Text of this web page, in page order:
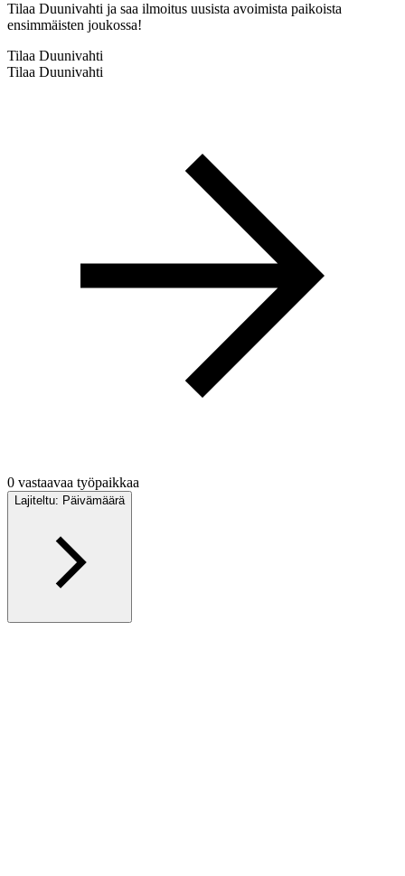
Tilaa Duunivahti ja saa ilmoitus uusista avoimista paikoista
ensimmäisten joukossa!
Tilaa Duunivahti
Tilaa Duunivahti
0 vastaavaa työpaikkaa
Lajiteltu: Päivämäärä